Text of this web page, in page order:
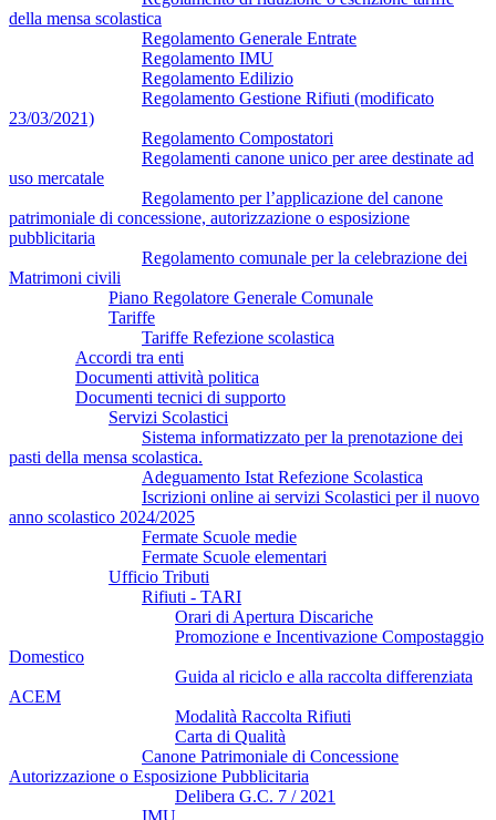
della mensa scolastica
Regolamento Generale Entrate
Regolamento IMU
Regolamento Edilizio
Regolamento Gestione Rifiuti (modificato
23/03/2021)
Regolamento Compostatori
Regolamenti canone unico per aree destinate ad
uso mercatale
Regolamento per l’applicazione del canone
patrimoniale di concessione, autorizzazione o esposizione
pubblicitaria
Regolamento comunale per la celebrazione dei
Matrimoni civili
Piano Regolatore Generale Comunale
Tariffe
Tariffe Refezione scolastica
Accordi tra enti
Documenti attività politica
Documenti tecnici di supporto
Servizi Scolastici
Sistema informatizzato per la prenotazione dei
pasti della mensa scolastica.
Adeguamento Istat Refezione Scolastica
Iscrizioni online ai servizi Scolastici per il nuovo
anno scolastico 2024/2025
Fermate Scuole medie
Fermate Scuole elementari
Ufficio Tributi
Rifiuti - TARI
Orari di Apertura Discariche
Promozione e Incentivazione Compostaggio
Domestico
Guida al riciclo e alla raccolta differenziata
ACEM
Modalità Raccolta Rifiuti
Carta di Qualità
Canone Patrimoniale di Concessione
Autorizzazione o Esposizione Pubblicitaria
Delibera G.C. 7 / 2021
IMU